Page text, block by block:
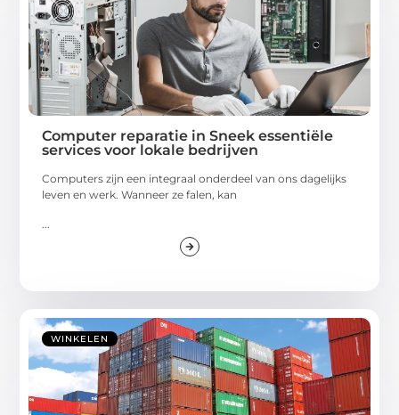
Computer reparatie in Sneek essentiële
services voor lokale bedrijven
Computers zijn een integraal onderdeel van ons dagelijks
leven en werk. Wanneer ze falen, kan
WINKELEN